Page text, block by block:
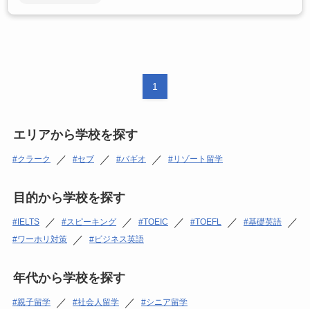
1
エリアから学校を探す
クラーク ／ セブ ／ バギオ ／ リゾート留学
目的から学校を探す
IELTS ／ スピーキング ／ TOEIC ／ TOEFL ／ 基礎英語 ／
ワーホリ対策 ／ ビジネス英語
年代から学校を探す
親子留学 ／ 社会人留学 ／ シニア留学